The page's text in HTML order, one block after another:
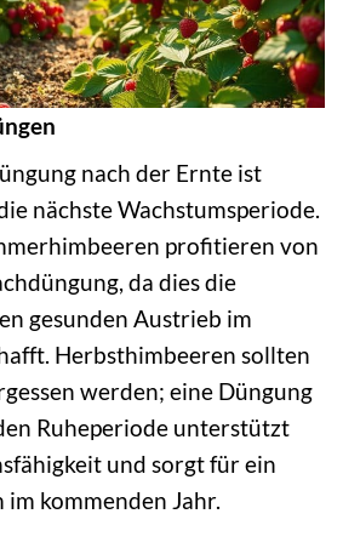
nach der Ernte ist
nächste Wachstumsperiode.
profitieren von
da dies die
gesunden Austrieb im
Herbsthimbeeren sollten
werden; eine Düngung
Ruheperiode unterstützt
und sorgt für ein
im kommenden Jahr.